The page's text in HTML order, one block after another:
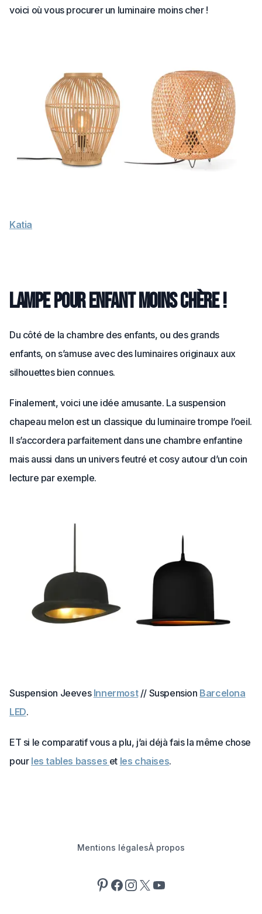
voici où vous procurer un luminaire moins cher !
Katia
Lampe pour enfant moins chère !
Du côté de la chambre des enfants, ou des grands
enfants, on s’amuse avec des luminaires originaux aux
silhouettes bien connues.
Finalement, voici une idée amusante. La suspension
chapeau melon est un classique du luminaire trompe l’oeil.
Il s’accordera parfaitement dans une chambre enfantine
mais aussi dans un univers feutré et cosy autour d’un coin
lecture par exemple.
Suspension Jeeves Innermost// Suspension Barcelona
LED.
ET si le comparatif vous a plu, j’ai déjà fais la même chose
pour les tables basses et les chaises.
Mentions légalesÀ propos
Pinterest
Facebook
Instagram
X YouTube